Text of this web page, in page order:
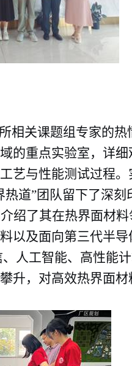
相关课题组专家的
的重点实验室，详
艺与性能测试过程
道”团队留下了深刻
绍了其在热界面材料
以及面向第三代半
、人工智能、高性能
升，对高效热界面